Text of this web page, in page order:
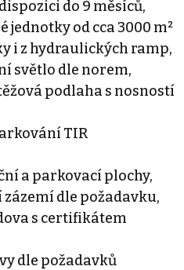
do 9 měsíců,
jednotky od cca 3000 m²
i z hydraulických ramp,
světlo dle norem,
podlaha s nosností
TIR
a parkovací plochy,
dle požadavku,
s certifikátem
dle požadavků